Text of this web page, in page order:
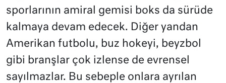
sporlarının amiral gemisi boks da sürüde
kalmaya devam edecek. Diğer yandan
Amerikan futbolu, buz hokeyi, beyzbol
gibi branşlar çok izlense de evrensel
sayılmazlar. Bu sebeple onlara ayrılan